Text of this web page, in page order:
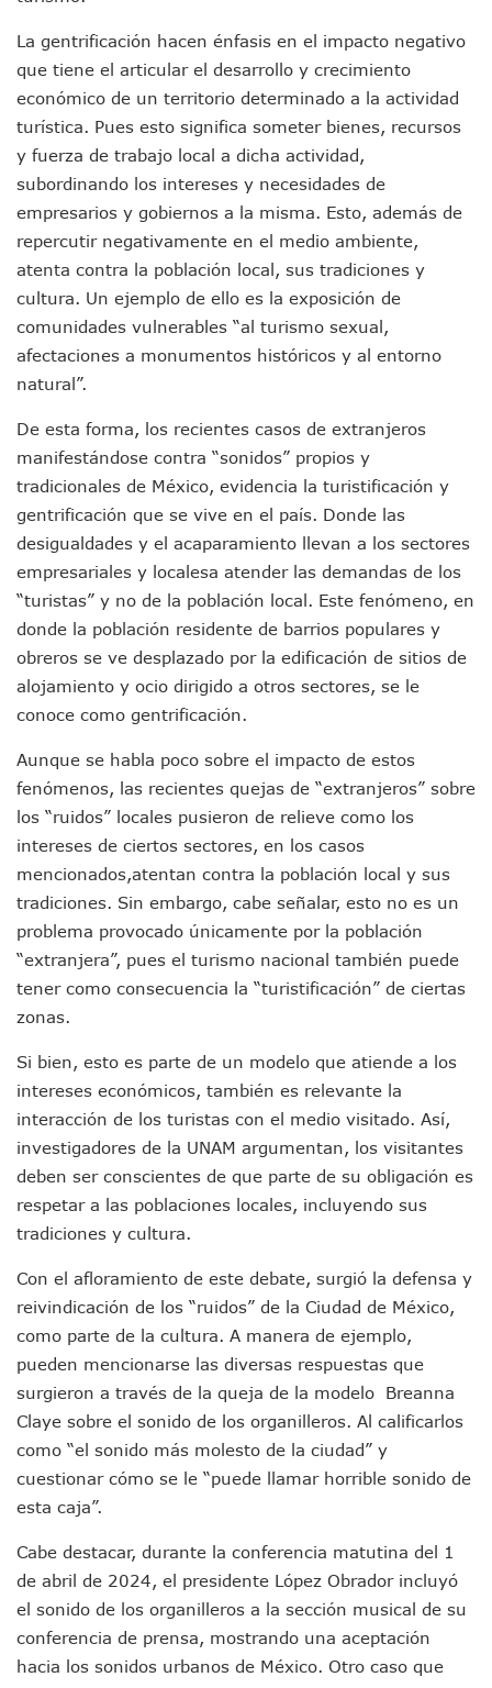
Ra Aguilar Acompaña A Cientos De Familias En Las
Oleaje Y Riesgo Por Cocodrilos Mantienen Restricciones
“Kato” Supera El Abandono Y Comienza Una Nueva Vida
México Necesitaba 600 Mil Empleos; Solo Generó 262 Mil
Poderoso Terremoto Destruye Edificios Y Puentes En
Munguía Es El Sexto Mejor Alcalde De Jalisco, Según
ATM Incorpora 20 Nuevos Camiones Al Corredor Bahía
Colectivos Piden A Lemus Más Ministerios Públicos Para
Avenida Federación En Puerto Vallarta Registra 80% De
Caída De “El Mencho” Elevó Percepción De Inseguridad
Mercado Vallarta Incluye Reúne A Emprendedores Locales
Morenistas Imparten Taller En Puerto Vallarta
Ayutla Bajo Investigación Tras Reporte De Posible
Bruno Blancas Reúne A Especialistas Para Analizar La
Entregan Aparato Auditivo A Don Juan Ramírez En Puerto
Juan Carlos Castro Realiza Asamblea Informativa En La
Huracán En Formación Podría Generar Oleaje Elevado En
Viajar A Puerto Vallarta Este Verano Puede Costar Hasta
Vecinos De La Playita Reciben A Juan Carlos Castro
Asesinan En Oaxaca Al Periodista Francisco Alejandro
Detienen A Cuatro Hombres Armados En Bucerías;
Yussara Canales Pide Transparencia Sobre Nuevo
Adultos Mayores De Ixtapa Tendrán Una “Casa De Día”
Bruno Blancas Convoca A Mesa De Análisis Para La
CUCosta E IMSS Nayarit Avanzan En Acuerdos Para
Videos De Presunto Convoy Armado Desatan Operativo
Playa Las Cocinas: Retiran Concesión Y Anuncian Plan De
Dr. Álvarez Zayas Dirige Plan De Salud Animal Y
Por Desaparición Forzada, Expolicías De Nayarit
“El Mayo” Zambada Es Condenado A Morir En Prisión En
Orgullo Vallartense: Zhoemí Luévanos Competirá En El
Vecinos De Vallarta 500 Exponen Queja De Vialidades A
Pelea De Extranjera Durante Función De “La Odisea” En
Coordinan Operativo Para Las Tradicionales Paseadas
Monzón Mexicano Causará Lluvias Muy Fuertes En
Acusado De Homicidio En El Tuito Permanecerá Un Año
Descartan Riesgo De Tsunami Para Puerto Vallarta Tras
Retiran 10 Toneladas De Macroalga En Playa De
Arranca Copa México De Clavados Zapopan 2026 En El
Munguía Analiza Pedir 100 MDP De Adelanto De
Región Sanitaria VIII Activa Programa Para Menores Con
Asesinan A Regidora De Tecate Por Morena Y A Su
Recuperan Seis Vehículos Con Reporte De Robo Durante
SEP Asigna Escuelas Para El Ciclo 2026-2027 En Jalisco;
Tráfico Aéreo Cae En Puerto Vallarta Durante El 2026;
SAT Lleva Su Oficina Móvil A Talpa De Allende Para
Mediante Asambleas Informativas Juan Carlos Castro
IMSS Rehabilitará Infraestructura De La UMF No. 170 En
Puerto Vallarta Se Suma A Simulacro Estatal Por Bloqueos
Hospital Civil De La Costa Inicia Su Construcción En Puerto
Fechas Y Sedes De Las Jornadas De Adopción De Perros
Accidente Fatal En La Autopista Guadalajara–Tepic Deja
Ra Aguilar Fortalece La Transformación Desde Las
Aparecen Vivos Los Tres Estudiantes Desaparecidos De
Tras Caer Ante Inglaterra, México Recibe Multa Económica
La gentrificación hacen énfasis en el impacto negativo
que tiene el articular el desarrollo y crecimiento
económico de un territorio determinado a la actividad
turística. Pues esto significa someter bienes, recursos
y fuerza de trabajo local a dicha actividad,
subordinando los intereses y necesidades de
empresarios y gobiernos a la misma. Esto, además de
repercutir negativamente en el medio ambiente,
atenta contra la población local, sus tradiciones y
cultura. Un ejemplo de ello es la exposición de
comunidades vulnerables “al turismo sexual,
afectaciones a monumentos históricos y al entorno
natural”.
De esta forma, los recientes casos de extranjeros
manifestándose contra “sonidos” propios y
tradicionales de México, evidencia la turistificación y
gentrificación que se vive en el país. Donde las
desigualdades y el acaparamiento llevan a los sectores
empresariales y localesa atender las demandas de los
“turistas” y no de la población local. Este fenómeno, en
donde la población residente de barrios populares y
obreros se ve desplazado por la edificación de sitios de
alojamiento y ocio dirigido a otros sectores, se le
conoce como gentrificación.
Aunque se habla poco sobre el impacto de estos
fenómenos, las recientes quejas de “extranjeros” sobre
los “ruidos” locales pusieron de relieve como los
intereses de ciertos sectores, en los casos
mencionados,atentan contra la población local y sus
tradiciones. Sin embargo, cabe señalar, esto no es un
problema provocado únicamente por la población
“extranjera”, pues el turismo nacional también puede
tener como consecuencia la “turistificación” de ciertas
zonas.
Si bien, esto es parte de un modelo que atiende a los
intereses económicos, también es relevante la
interacción de los turistas con el medio visitado. Así,
investigadores de la UNAM argumentan, los visitantes
deben ser conscientes de que parte de su obligación es
respetar a las poblaciones locales, incluyendo sus
tradiciones y cultura.
Con el afloramiento de este debate, surgió la defensa y
reivindicación de los “ruidos” de la Ciudad de México,
como parte de la cultura. A manera de ejemplo,
pueden mencionarse las diversas respuestas que
surgieron a través de la queja de la modelo Breanna
Claye sobre el sonido de los organilleros. Al calificarlos
como “el sonido más molesto de la ciudad” y
cuestionar cómo se le “puede llamar horrible sonido de
esta caja”.
Cabe destacar, durante la conferencia matutina del 1
de abril de 2024, el presidente López Obrador incluyó
el sonido de los organilleros a la sección musical de su
conferencia de prensa, mostrando una aceptación
hacia los sonidos urbanos de México. Otro caso que